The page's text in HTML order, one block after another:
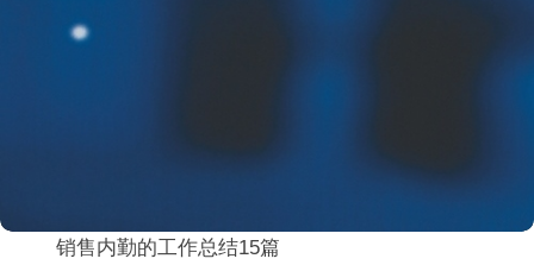
销售内勤的工作总结15篇